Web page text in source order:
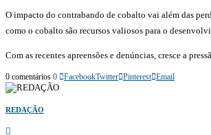
O impacto do contrabando de cobalto vai além das
como o cobalto são recursos valiosos para o
Com as recentes apreensões e denúncias, cresce a
0 comentários 0 FacebookTwitter Pinterest Email
REDAÇÃO